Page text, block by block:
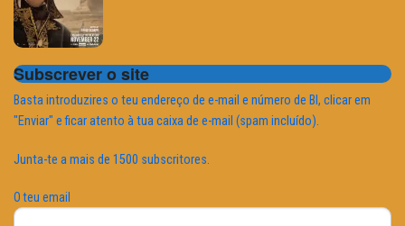
Subscrever o site
Basta introduzires o teu endereço de e-mail e número de BI, clicar em
"Enviar" e ficar atento à tua caixa de e-mail (spam incluído).
Junta-te a mais de 1500 subscritores.
O teu email